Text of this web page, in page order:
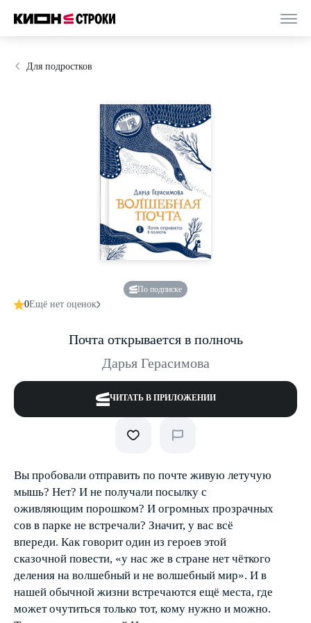
Для подростков
По подписке
0Ещё нет оценок
Почта открывается в полночь
Дарья Герасимова
ЧИТАТЬ В ПРИЛОЖЕНИИ
Вы пробовали отправить по почте живую летучую
мышь? Нет? И не получали посылку с
оживляющим порошком? И огромных прозрачных
сов в парке не встречали? Значит, у вас всё
впереди. Как говорит один из героев этой
сказочной повести, «у нас же в стране нет чёткого
деления на волшебный и не волшебный мир». И в
нашей обычной жизни встречаются ещё места, где
может очутиться только тот, кому нужно и можно.